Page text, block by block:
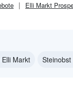
Elli Markt
Markt